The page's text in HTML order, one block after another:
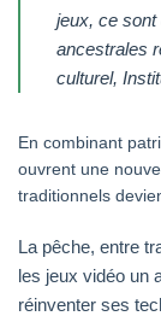
jeux, ce
ancestrales
culturel,
En combinant
ouvrent une
traditionnels
La pêche, entre
les jeux vidéo un
réinventer ses